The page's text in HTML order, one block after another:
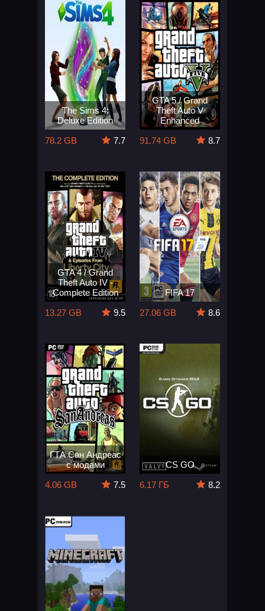
The Sims 4:
Deluxe Edition
78.2 GB
7.7
GTA 5 / Grand
Theft Auto V
Enhanced
91.74 GB
8.7
GTA 4 / Grand
Theft Auto IV -
Complete Edition
13.27 GB
9.5
FIFA 17
27.06 GB
8.6
ГТА Сан Андреас
с модами
4.06 GB
7.5
CS GO
6.17 ГБ
8.2